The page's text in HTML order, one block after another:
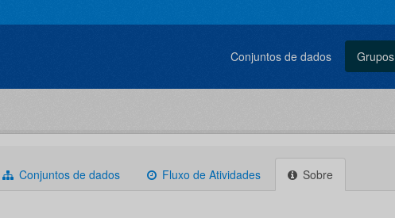
Conjuntos de dados Grupos
Conjuntos de dados Fluxo de Atividades Sobre